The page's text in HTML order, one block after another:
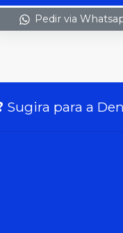
Pedir via
Sugira para a